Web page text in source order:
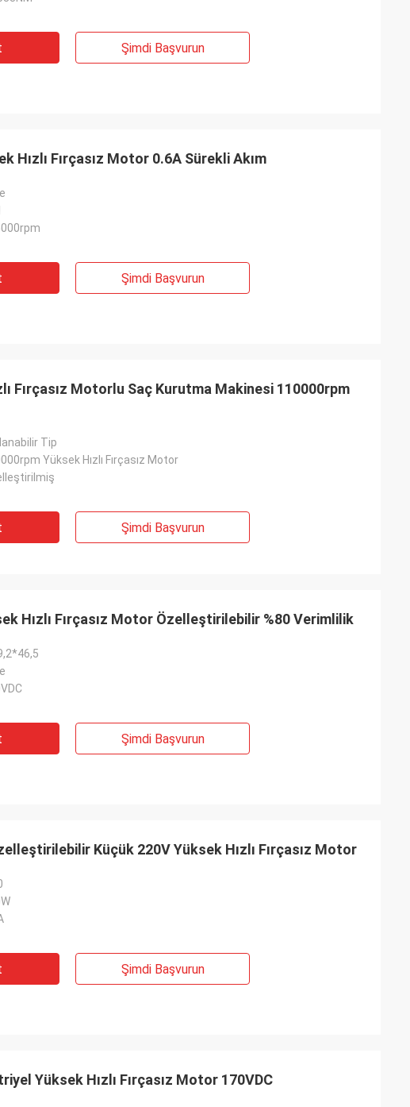
Şimdi Başvurun
Hızlı Fırçasız Motor 0.6A Sürekli Akım
Şimdi Başvurun
Fırçasız Motorlu Saç Kurutma Makinesi 110000rpm
Tip
Yüksek Hızlı Fırçasız Motor
Şimdi Başvurun
Hızlı Fırçasız Motor Özelleştirilebilir %80 Verimlilik
Şimdi Başvurun
Küçük 220V Yüksek Hızlı Fırçasız Motor
Şimdi Başvurun
Yüksek Hızlı Fırçasız Motor 170VDC